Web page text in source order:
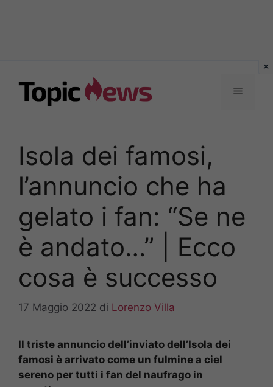
contenuto
Menu
Isola dei famosi,
l’annuncio che ha
gelato i fan: “Se ne
è andato…” | Ecco
cosa è successo
17 Maggio 2022 di Lorenzo Villa
Il triste annuncio dell’inviato dell’Isola dei
famosi è arrivato come un fulmine a ciel
sereno per tutti i fan del naufrago in